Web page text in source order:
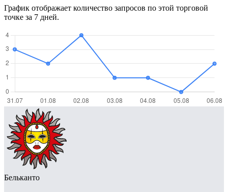
График отображает количество запросов по этой торговой
точке за 7 дней.
Бельканто